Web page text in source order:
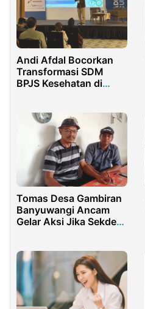
Andi Afdal Bocorkan
Transformasi SDM
BPJS Kesehatan di
Tomas Desa Gambiran
Banyuwangi Ancam
Gelar Aksi Jika Sekdes